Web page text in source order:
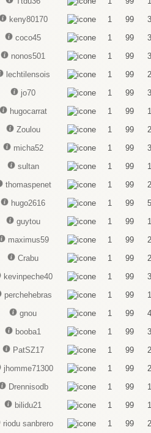
keny80170 1 99
3
coco45 1 99
3
nonos501 1 99
3
lechtilensois 1 99
2
jo70 1 99
3
hugocarrat 1 99
1
Zoulou 1 99
2
micha52 1 99
3
sultan 1 99
1
thomaspenet 1 99
2
hugo2616 1 99
5
guytou 1 99
1
maximus59 1 99
2
Crabu 1 99
2
kevinpeche40 1 99
3
perchehebras 1 99
1
gnou 1 99
4
booba1 1 99
3
PatSZ17 1 99
2
jhomme71300 1 99
2
Drennisodb 1 99
1
bilidu21 1 99
1
riodu sanbrero 1 99 2